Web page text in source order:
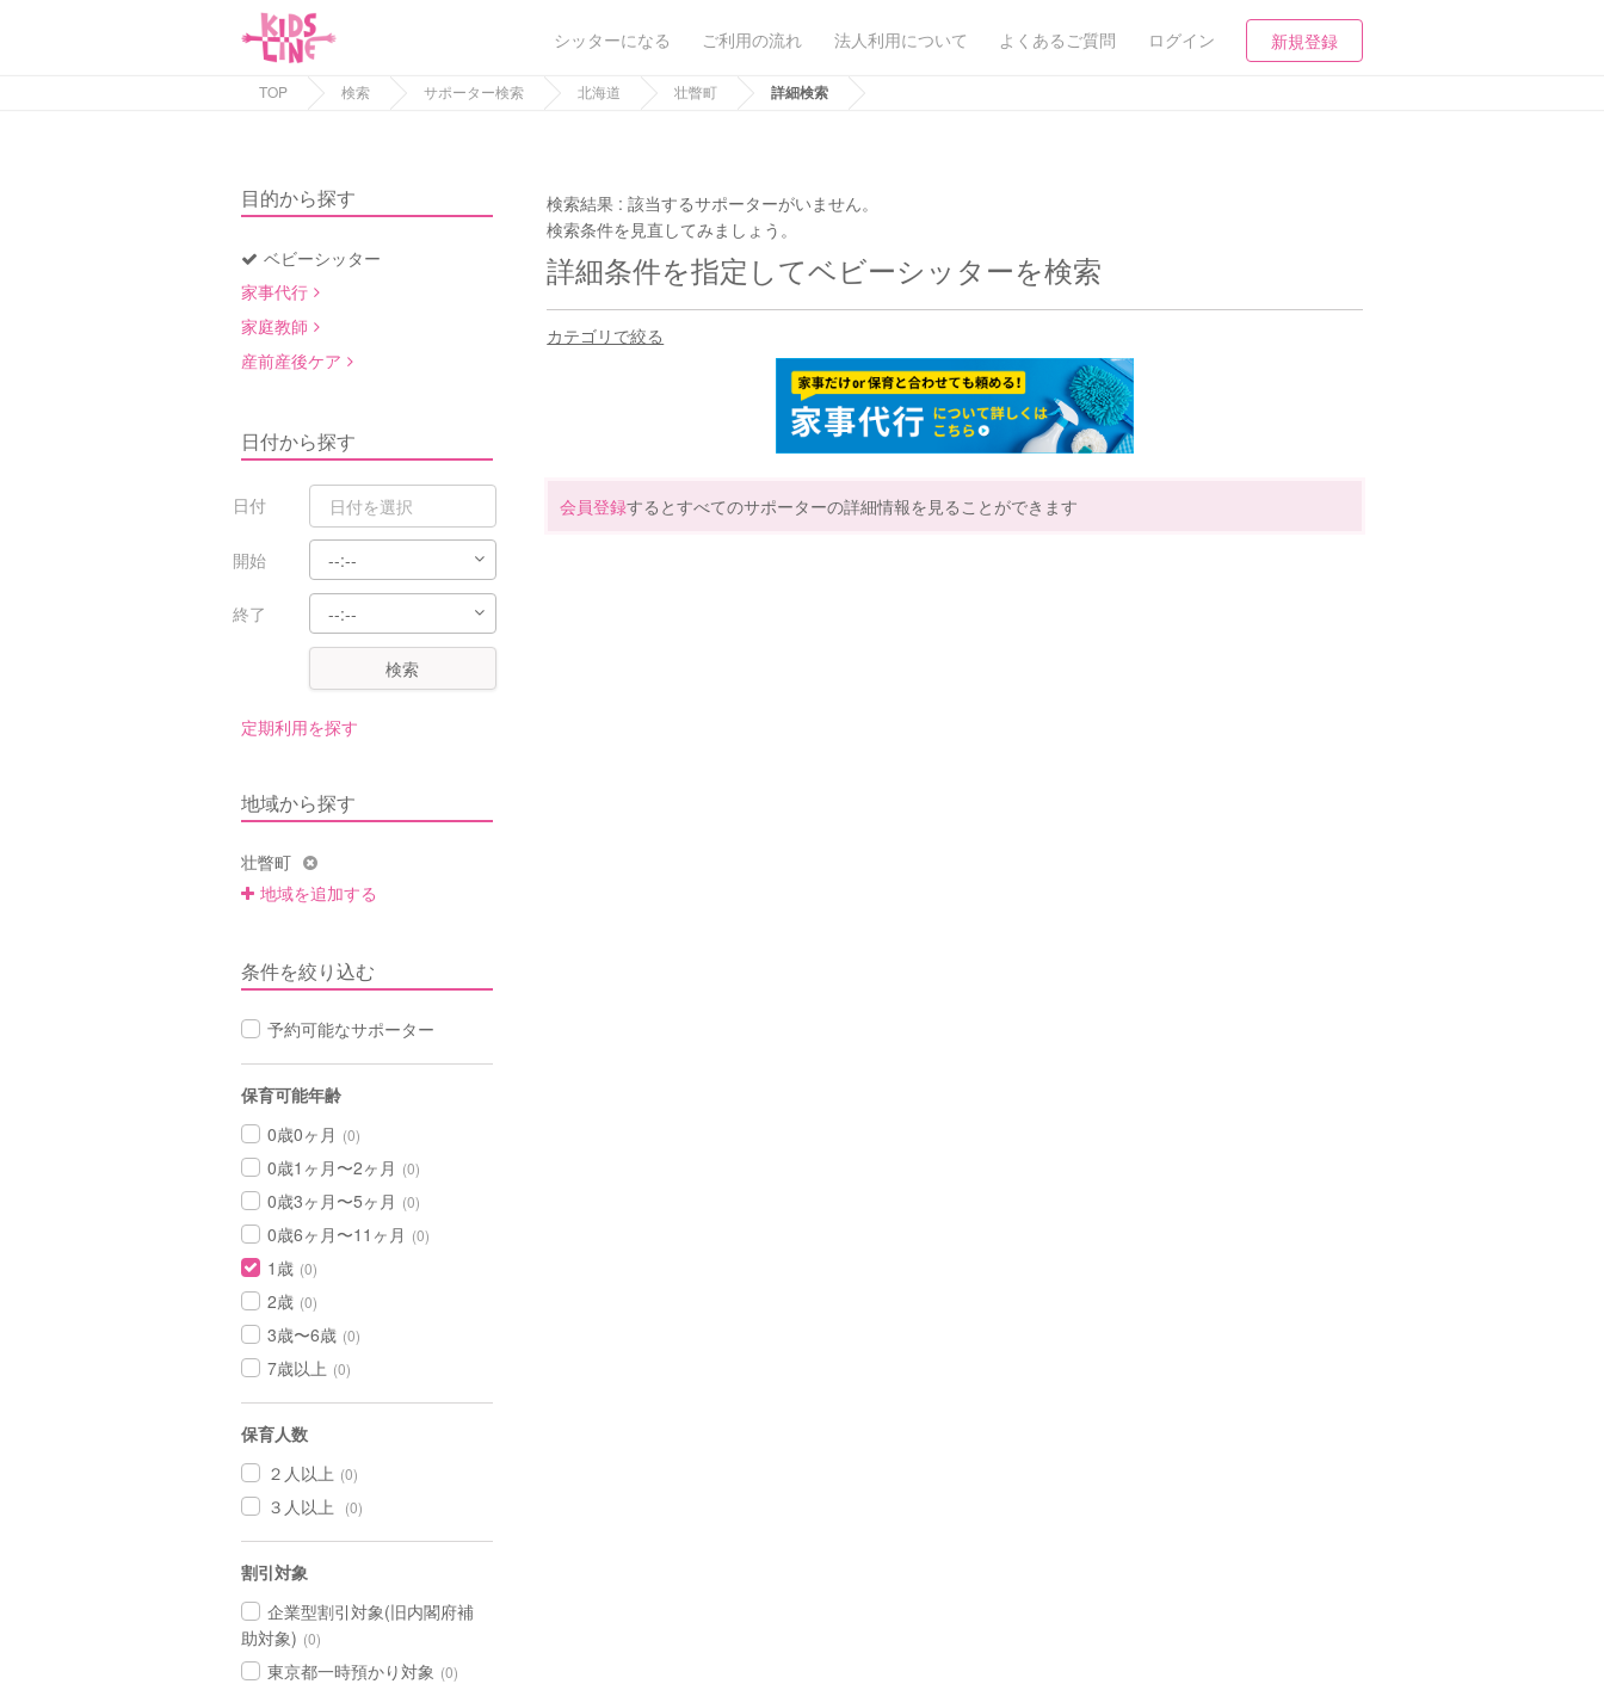
シッターになる ご利用の流れ 法人利用について よくあるご質問 ログイン 新規登録
TOP 検索 サポーター検索 北海道 壮瞥町 詳細検索
目的から探す
ベビーシッター
家事代行
家庭教師
産前産後ケア
日付から探す
日付
開始
終了
検索
定期利用を探す
地域から探す
壮瞥町
地域を追加する
条件を絞り込む
予約可能なサポーター
保育可能年齢
0歳0ヶ月 (0)
0歳1ヶ月〜2ヶ月 (0)
0歳3ヶ月〜5ヶ月 (0)
0歳6ヶ月〜11ヶ月 (0)
1歳 (0)
2歳 (0)
3歳〜6歳 (0)
7歳以上 (0)
保育人数
２人以上 (0)
３人以上 (0)
割引対象
企業型割引対象(旧内閣府補
助対象) (0)
東京都一時預かり対象 (0)
検索結果 :該当するサポーターがいません。
検索条件を見直してみましょう。
詳細条件を指定してベビーシッターを検索
カテゴリで絞る
会員登録するとすべてのサポーターの詳細情報を見ることができます